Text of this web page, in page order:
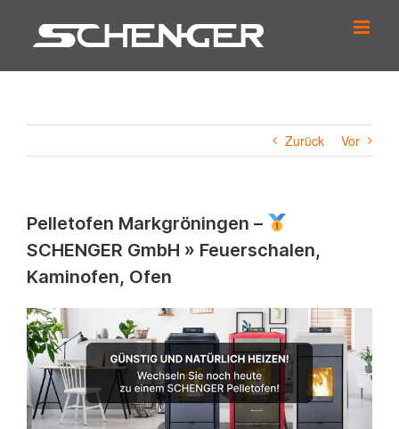
springen
Zurück Vor
Pelletofen Markgröningen –
SCHENGER GmbH » Feuerschalen,
Kaminofen, Ofen